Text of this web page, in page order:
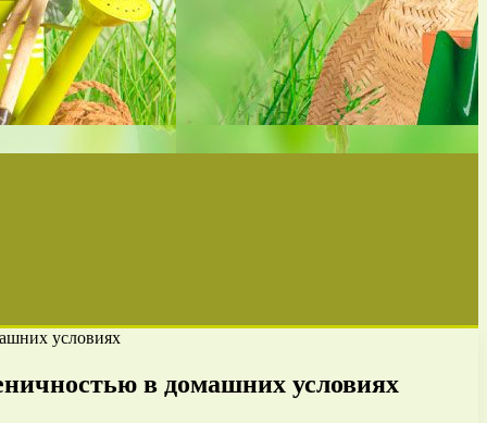
условиях
в домашних условиях